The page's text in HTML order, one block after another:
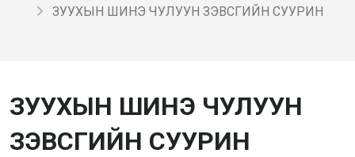
ЗУУХЫН ШИНЭ ЧУЛУУН ЗЭВСГИЙН СУУРИН
ЗУУХЫН ШИНЭ ЧУЛУУН
ЗЭВСГИЙН СУУРИН